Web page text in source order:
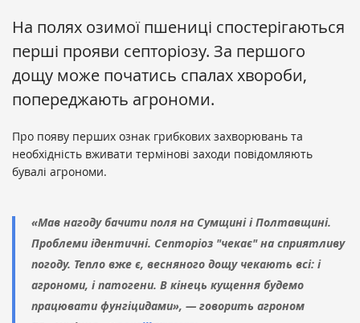
На полях озимої пшениці спостерігаються
перші прояви септоріозу. За першого
дощу може початись спалах хвороби,
попереджають агрономи.
Про появу перших ознак грибкових захворювань та
необхідність вживати термінові заходи повідомляють
бувалі агрономи.
«Мав нагоду бачити поля на Сумщині і Полтавщині.
Проблеми ідентичні. Септоріоз "чекає" на сприятливу
погоду. Тепло вже є, весняного дощу чекають всі: і
агрономи, і патогени. В кінець кущення будемо
працювати фунгіцидами», — говорить агроном